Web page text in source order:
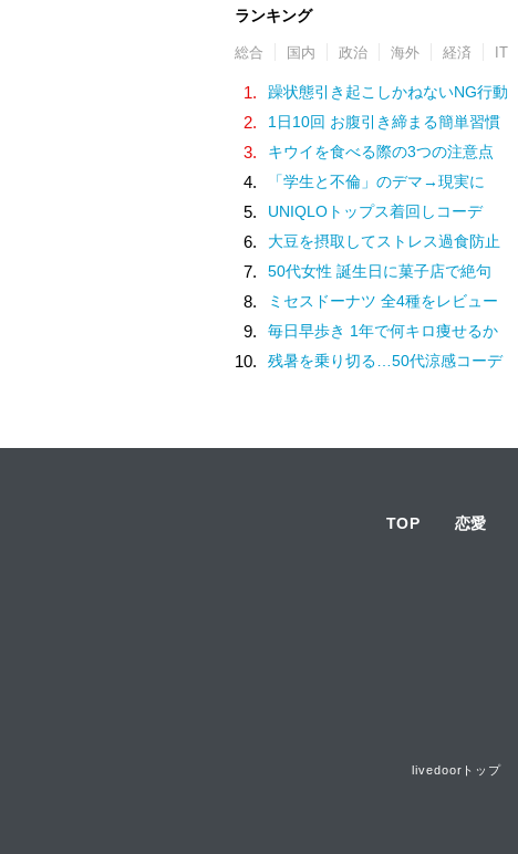
ランキング
総合 国内 政治 海外 経済 IT
1. 躁状態引き起こしかねないNG行動
2. 1日10回 お腹引き締まる簡単習慣
3. キウイを食べる際の3つの注意点
4. 「学生と不倫」のデマ→現実に
5. UNIQLOトップス着回しコーデ
6. 大豆を摂取してストレス過食防止
7. 50代女性 誕生日に菓子店で絶句
8. ミセスドーナツ 全4種をレビュー
9. 毎日早歩き 1年で何キロ痩せるか
10. 残暑を乗り切る…50代涼感コーデ
TOP 恋愛
livedoorトップ